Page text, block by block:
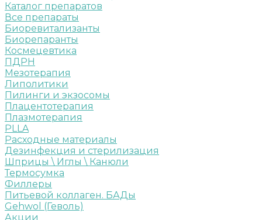
Каталог препаратов
Все препараты
Биоревитализанты
Биорепаранты
Космецевтика
ПДРН
Мезотерапия
Липолитики
Пилинги и экзосомы
Плацентотерапия
Плазмотерапия
PLLA
Расходные материалы
Дезинфекция и стерилизация
Шприцы \ Иглы \ Канюли
Термосумка
Филлеры
Питьевой коллаген. БАДы
Gehwol (Геволь)
Акции